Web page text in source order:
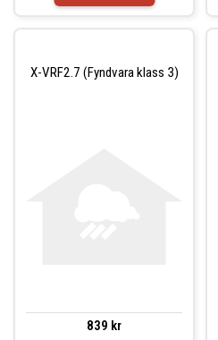
X-VRF2.7 (Fyndvara klass 3)
839 kr